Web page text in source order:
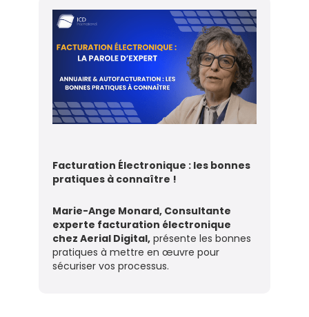
Facturation Électronique : les bonnes
pratiques à connaître !
Marie-Ange Monard, Consultante
experte facturation électronique
chez Aerial Digital, présente les bonnes
pratiques à mettre en œuvre pour
sécuriser vos processus.